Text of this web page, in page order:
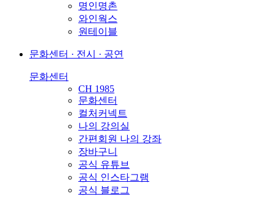
명인명촌
와인웍스
원테이블
문화센터 · 전시 · 공연
문화센터
CH 1985
문화센터
컬처커넥트
나의 강의실
간편회원 나의 강좌
장바구니
공식 유튜브
공식 인스타그램
공식 블로그